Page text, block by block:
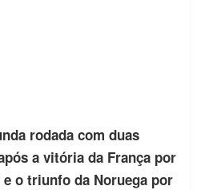
rodada com duas
a vitória da França por
o triunfo da Noruega por